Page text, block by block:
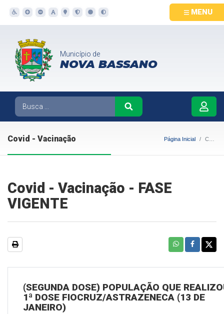
MENU
Município de
NOVA BASSANO
Covid - Vacinação Página Inicial Covid - Vacinação
Covid - Vacinação - FASE
VIGENTE
(SEGUNDA DOSE) POPULAÇÃO QUE
1ª DOSE FIOCRUZ/ASTRAZENECA (13 DE
JANEIRO)